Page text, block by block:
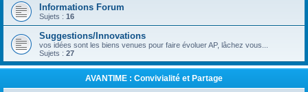
h
r
Informations Forum
Sujets : 16
Suggestions/Innovations
vos idées sont les biens venues pour faire évoluer AP, lâchez vous...
Sujets : 27
AVANTIME : Convivialité et Partage